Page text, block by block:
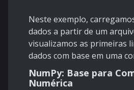
Neste exemplo,
dados a partir de um
visualizamos as primeiras
dados com base em uma
NumPy: Base para
Numérica